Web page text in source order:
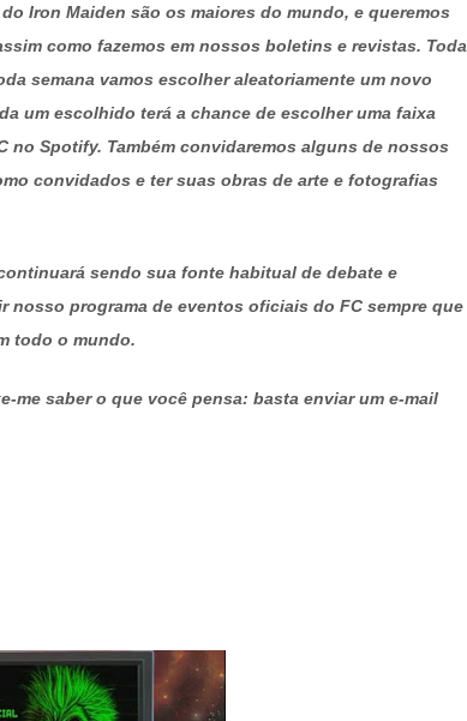
Iron Maiden são os maiores do mundo, e queremos
como fazemos em nossos boletins e revistas. Toda
semana vamos escolher aleatoriamente um novo
um escolhido terá a chance de escolher uma faixa
Spotify. Também convidaremos alguns de nossos
convidados e ter suas obras de arte e fotografias
sendo sua fonte habitual de debate e
nosso programa de eventos oficiais do FC sempre que
todo o mundo.
me saber o que você pensa: basta enviar um e-mail